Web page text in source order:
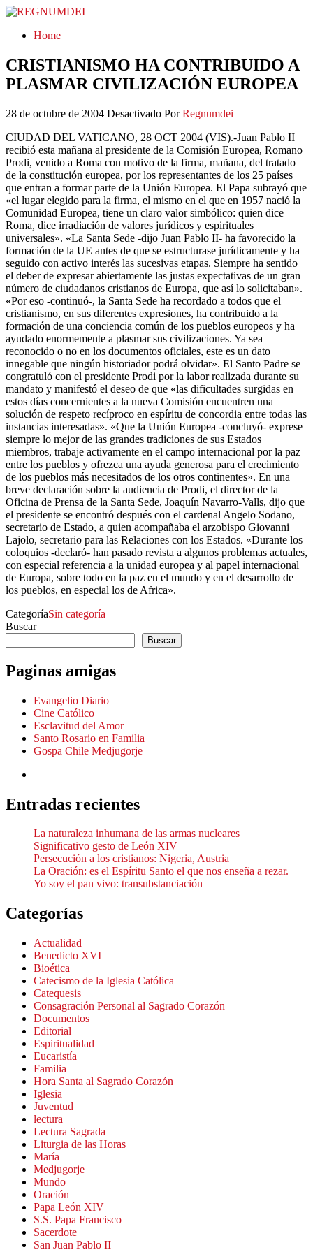
REGNUMDEI
Home
CRISTIANISMO HA CONTRIBUIDO A
PLASMAR CIVILIZACIÓN EUROPEA
28 de octubre de 2004 Desactivado Por Regnumdei
CIUDAD DEL VATICANO, 28 OCT 2004 (VIS).-Juan Pablo II
recibió esta mañana al presidente de la Comisión Europea, Romano
Prodi, venido a Roma con motivo de la firma, mañana, del tratado
de la constitución europea, por los representantes de los 25 países
que entran a formar parte de la Unión Europea. El Papa subrayó que
«el lugar elegido para la firma, el mismo en el que en 1957 nació la
Comunidad Europea, tiene un claro valor simbólico: quien dice
Roma, dice irradiación de valores jurídicos y espirituales
universales». «La Santa Sede -dijo Juan Pablo II- ha favorecido la
formación de la UE antes de que se estructurase jurídicamente y ha
seguido con activo interés las sucesivas etapas. Siempre ha sentido
el deber de expresar abiertamente las justas expectativas de un gran
número de ciudadanos cristianos de Europa, que así lo solicitaban».
«Por eso -continuó-, la Santa Sede ha recordado a todos que el
cristianismo, en sus diferentes expresiones, ha contribuido a la
formación de una conciencia común de los pueblos europeos y ha
ayudado enormemente a plasmar sus civilizaciones. Ya sea
reconocido o no en los documentos oficiales, este es un dato
innegable que ningún historiador podrá olvidar». El Santo Padre se
congratuló con el presidente Prodi por la labor realizada durante su
mandato y manifestó el deseo de que «las dificultades surgidas en
estos días concernientes a la nueva Comisión encuentren una
solución de respeto recíproco en espíritu de concordia entre todas las
instancias interesadas». «Que la Unión Europea -concluyó- exprese
siempre lo mejor de las grandes tradiciones de sus Estados
miembros, trabaje activamente en el campo internacional por la paz
entre los pueblos y ofrezca una ayuda generosa para el crecimiento
de los pueblos más necesitados de los otros continentes». En una
breve declaración sobre la audiencia de Prodi, el director de la
Oficina de Prensa de la Santa Sede, Joaquín Navarro-Valls, dijo que
el presidente se encontró después con el cardenal Angelo Sodano,
secretario de Estado, a quien acompañaba el arzobispo Giovanni
Lajolo, secretario para las Relaciones con los Estados. «Durante los
coloquios -declaró- han pasado revista a algunos problemas actuales,
con especial referencia a la unidad europea y al papel internacional
de Europa, sobre todo en la paz en el mundo y en el desarrollo de
los pueblos, en especial los de Africa».
CategoríaSin categoría
Buscar
Buscar
Paginas amigas
Evangelio Diario
Cine Católico
Esclavitud del Amor
Santo Rosario en Familia
Gospa Chile Medjugorje
Entradas recientes
La naturaleza inhumana de las armas nucleares
Significativo gesto de León XIV
Persecución a los cristianos: Nigeria, Austria
La Oración: es el Espíritu Santo el que nos enseña a rezar.
Yo soy el pan vivo: transubstanciación
Categorías
Actualidad
Benedicto XVI
Bioética
Catecismo de la Iglesia Católica
Catequesis
Consagración Personal al Sagrado Corazón
Documentos
Editorial
Espiritualidad
Eucaristía
Familia
Hora Santa al Sagrado Corazón
Iglesia
Juventud
lectura
Lectura Sagrada
Liturgia de las Horas
María
Medjugorje
Mundo
Oración
Papa León XIV
S.S. Papa Francisco
Sacerdote
San Juan Pablo II